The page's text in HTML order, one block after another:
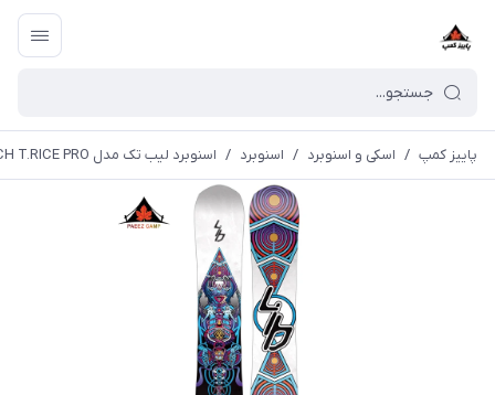
پاییز کمپ / اسکی و اسنوبرد / اسنوبرد / اسنوبرد لیب تک مدل LIB TECH T.RICE PRO